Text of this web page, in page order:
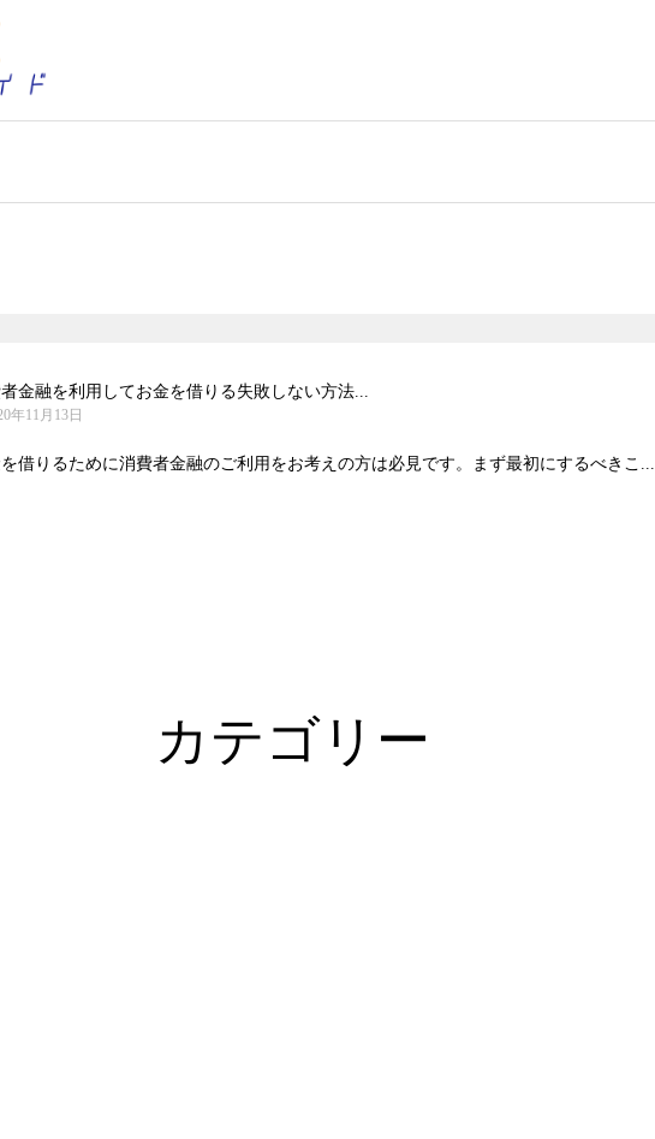
金融を利用してお金を借りる失敗しない方法...
年11月13日
借りるために消費者金融のご利用をお考えの方は必見です。まず最初にするべきこ...
カテゴリー